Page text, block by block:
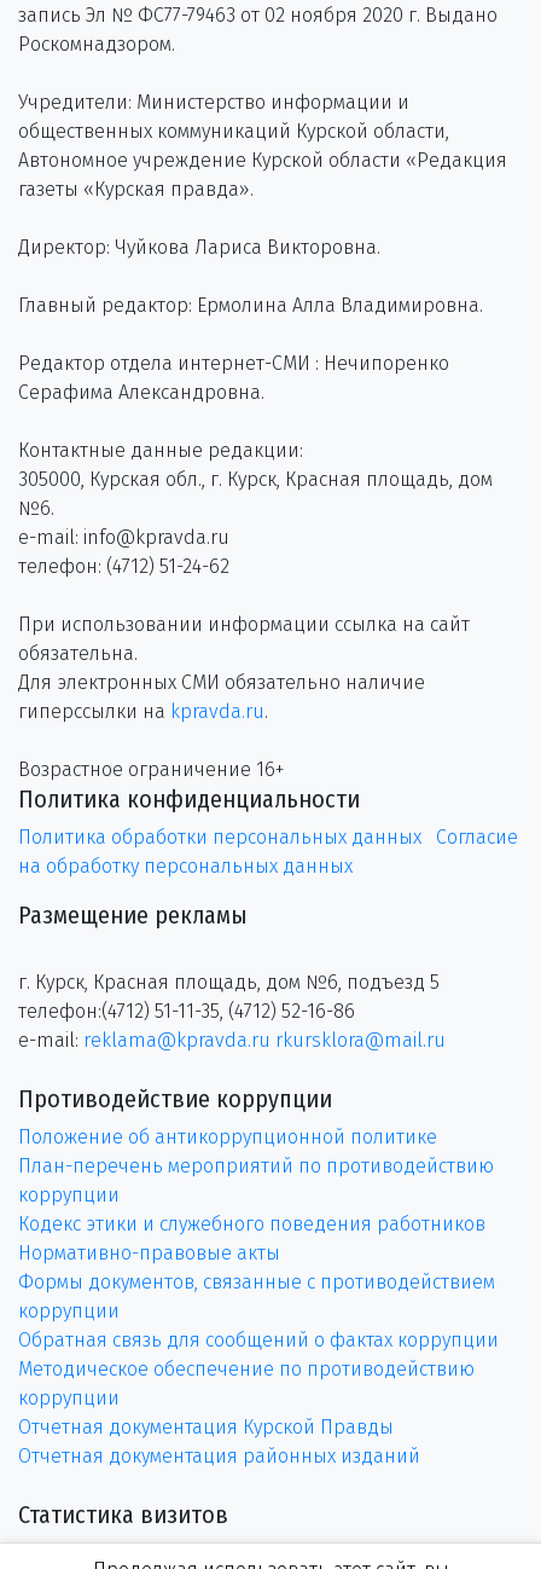
запись Эл № ФС77-79463 от 02 ноября 2020 г. Выдано
Роскомнадзором.
Учредители: Министерство информации и
общественных коммуникаций Курской области,
Автономное учреждение Курской области «Редакция
газеты «Курская правда».
Директор: Чуйкова Лариса Викторовна.
Главный редактор: Ермолина Алла Владимировна.
Редактор отдела интернет-СМИ : Нечипоренко
Серафима Александровна.
Контактные данные редакции:
305000, Курская обл., г. Курск, Красная площадь, дом
№6.
e-mail: info@kpravda.ru
телефон: (4712) 51-24-62
При использовании информации ссылка на сайт
обязательна.
Для электронных СМИ обязательно наличие
гиперссылки на kpravda.ru.
Возрастное ограничение 16+
Политика конфиденциальности
Политика обработки персональных данных
Согласие
на обработку персональных данных
Размещение рекламы
г. Курск, Красная площадь, дом №6, подъезд 5
телефон:(4712) 51-11-35, (4712) 52-16-86
e-mail: reklama@kpravda.ru rkursklora@mail.ru
Противодействие коррупции
Положение об антикоррупционной политике
План-перечень мероприятий по противодействию
коррупции
Кодекс этики и служебного поведения работников
Нормативно-правовые акты
Формы документов, связанные с противодействием
коррупции
Обратная связь для сообщений о фактах коррупции
Методическое обеспечение по противодействию
коррупции
Отчетная документация Курской Правды
Отчетная документация районных изданий
Статистика визитов